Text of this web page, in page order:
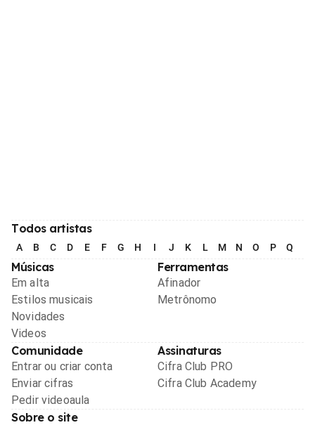
Todos artistas
A B C D E F G H I J K L M N O P Q
Músicas
Em alta
Estilos musicais
Novidades
Videos
Ferramentas
Afinador
Metrônomo
Comunidade
Entrar ou criar conta
Enviar cifras
Pedir videoaula
Assinaturas
Cifra Club PRO
Cifra Club Academy
Sobre o site